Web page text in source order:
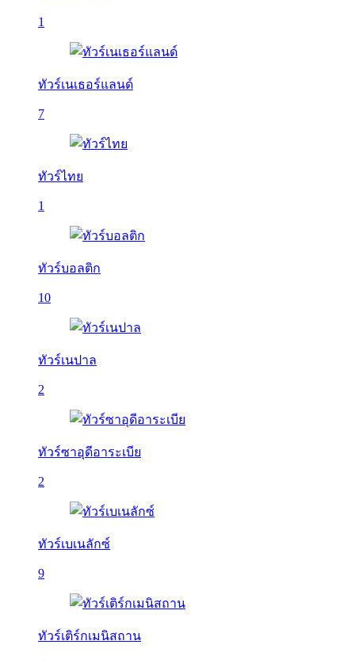
1
ทัวร์เนเธอร์แลนด์
7
ทัวร์ไทย
1
ทัวร์บอลติก
10
ทัวร์เนปาล
2
ทัวร์ซาอุดีอาระเบีย
2
ทัวร์เบเนลักซ์
9
ทัวร์เติร์กเมนิสถาน